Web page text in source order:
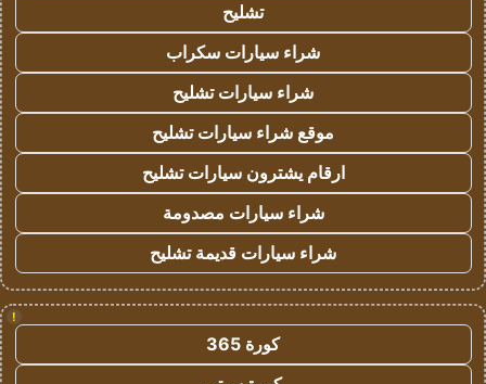
تشليح
شراء سيارات سكراب
شراء سيارات تشليح
موقع شراء سيارات تشليح
ارقام يشترون سيارات تشليح
شراء سيارات مصدومة
شراء سيارات قديمة تشليح
!
كورة 365